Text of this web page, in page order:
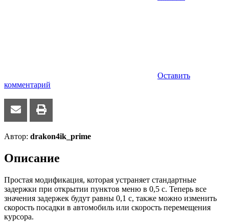
Оставить
комментарий
Автор: drakon4ik_prime
Описание
Простая модификация, которая устраняет стандартные
задержки при открытии пунктов меню в 0,5 с. Теперь все
значения задержек будут равны 0,1 с, также можно изменить
скорость посадки в автомобиль или скорость перемещения
курсора.